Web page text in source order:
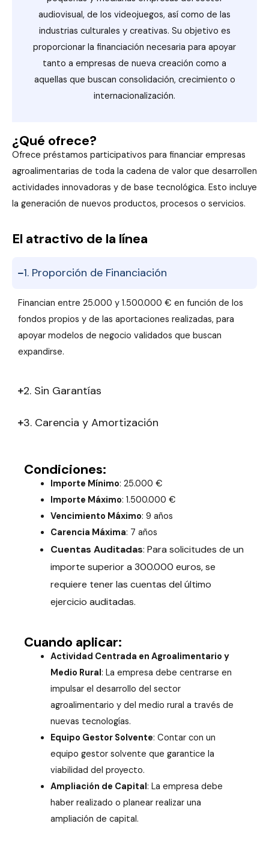
audiovisual, de los videojuegos, así como de las
industrias culturales y creativas. Su objetivo es
proporcionar la financiación necesaria para apoyar
tanto a empresas de nueva creación como a
aquellas que buscan consolidación, crecimiento o
internacionalización.
¿Qué ofrece?
Ofrece préstamos participativos para financiar empresas
agroalimentarias de toda la cadena de valor que desarrollen
actividades innovadoras y de base tecnológica. Esto incluye
la generación de nuevos productos, procesos o servicios.
El atractivo de la línea
1. Proporción de Financiación
Financian entre 25.000 y 1.500.000 € en función de los
fondos propios y de las aportaciones realizadas, para
apoyar modelos de negocio validados que buscan
expandirse.
2. Sin Garantías
3. Carencia y Amortización
Condiciones:
Importe Mínimo: 25.000 €
Importe Máximo: 1.500.000 €
Vencimiento Máximo: 9 años
Carencia Máxima: 7 años
Cuentas Auditadas: Para solicitudes de un
importe superior a 300.000 euros, se
requiere tener las cuentas del último
ejercicio auditadas.
Cuando aplicar:
Actividad Centrada en Agroalimentario y
Medio Rural: La empresa debe centrarse en
impulsar el desarrollo del sector
agroalimentario y del medio rural a través de
nuevas tecnologías.
Equipo Gestor Solvente: Contar con un
equipo gestor solvente que garantice la
viabilidad del proyecto.
Ampliación de Capital: La empresa debe
haber realizado o planear realizar una
ampliación de capital.